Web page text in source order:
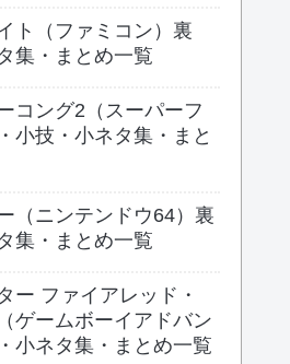
ト（ファミコン）裏
集・まとめ一覧
コング2（スーパーフ
小技・小ネタ集・まと
（ニンテンドウ64）裏
集・まとめ一覧
ー ファイアレッド・
ゲームボーイアドバン
小ネタ集・まとめ一覧